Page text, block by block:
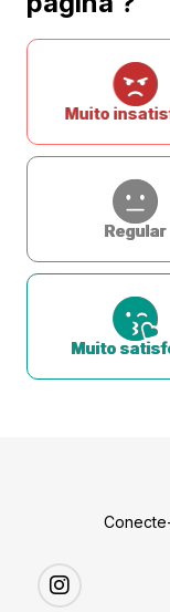
Muito
Regular
Muito